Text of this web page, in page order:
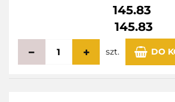
145.83
145.83
szt. DO